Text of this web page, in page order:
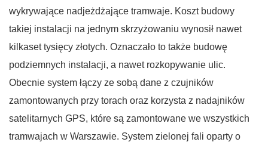
wykrywające nadjeżdżające tramwaje. Koszt budowy
takiej instalacji na jednym skrzyżowaniu wynosił nawet
kilkaset tysięcy złotych. Oznaczało to także budowę
podziemnych instalacji, a nawet rozkopywanie ulic.
Obecnie system łączy ze sobą dane z czujników
zamontowanych przy torach oraz korzysta z nadajników
satelitarnych GPS, które są zamontowane we wszystkich
tramwajach w Warszawie. System zielonej fali oparty o